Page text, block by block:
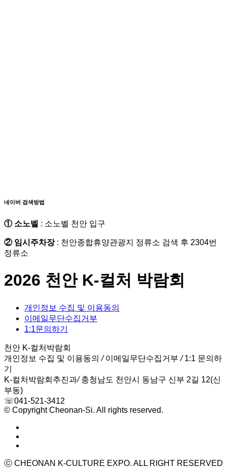
네이버 검색방법
① 소노벨 : 소노벨 천안 입구
② 임시주차장: 천안종합휴양관광지 정류소 검색 후 2304번
정류소
2026 천안 K-컬처 박람회
개인정보 수집 및 이용동의
이메일무단수집거부
1:1문의하기
천안 K-컬처박람회
개인정보 수집 및 이용동의/이메일무단수집거부/1:1 문의하
기
K-컬처박람회추진과/충청남도 천안시 동남구 신부 2길 12(신
부동)
☏041-521-3412
© Copyright Cheonan-Si. All rights reserved.
ⓒ CHEONAN K-CULTURE EXPO. ALL RIGHT RESERVED